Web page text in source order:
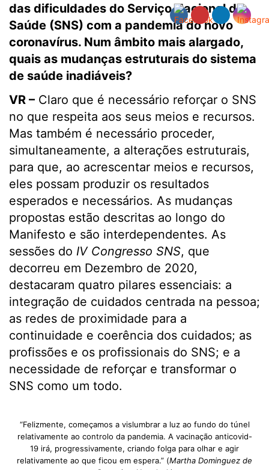
das dificuldades do Serviço Nacional de
Saúde (SNS) com a pandemia do novo
coronavírus. Num âmbito mais alargado,
quais as mudanças estruturais do sistema
de saúde inadiáveis?
VR – Claro que é necessário reforçar o SNS
no que respeita aos seus meios e recursos.
Mas também é necessário proceder,
simultaneamente, a alterações estruturais,
para que, ao acrescentar meios e recursos,
eles possam produzir os resultados
esperados e necessários. As mudanças
propostas estão descritas ao longo do
Manifesto e são interdependentes. As
sessões do IV Congresso SNS, que
decorreu em Dezembro de 2020,
destacaram quatro pilares essenciais: a
integração de cuidados centrada na pessoa;
as redes de proximidade para a
continuidade e coerência dos cuidados; as
profissões e os profissionais do SNS; e a
necessidade de reforçar e transformar o
SNS como um todo.
“Felizmente, começamos a vislumbrar a luz ao fundo do túnel
relativamente ao controlo da pandemia. A vacinação anticovid-
19 irá, progressivamente, criando folga para olhar e agir
relativamente ao que ficou em espera.” (Martha Dominguez de